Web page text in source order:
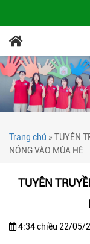
Trang chủ » TUYÊN
NÓNG VÀO MÙA HÈ
TUYÊN
4:34 chiều 22/05/